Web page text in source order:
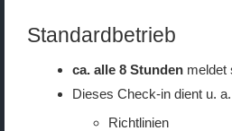
Standardbetrieb
ca. alle 8 Stundenmeldet
Dieses Check-in dient u.
Richtlinien